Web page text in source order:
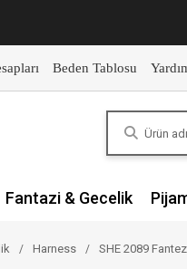
Beden Tablosu
Fantazi & Gecelik
Harness SHE 2089